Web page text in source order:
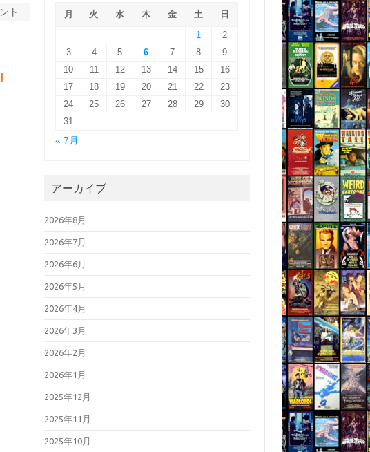
ト
月
火 水 木 金 土
日
1
2
3
4 5 6 7 8
9
10
11 12 13 14 15
16
17
18 19 20 21 22
23
24
25 26 27 28 29
30
31
« 7月
アーカイブ
2026年8月
2026年7月
2026年6月
2026年5月
2026年4月
2026年3月
2026年2月
2026年1月
2025年12月
2025年11月
2025年10月